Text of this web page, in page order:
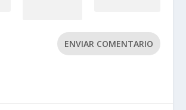
ENVIAR COMENTARIO